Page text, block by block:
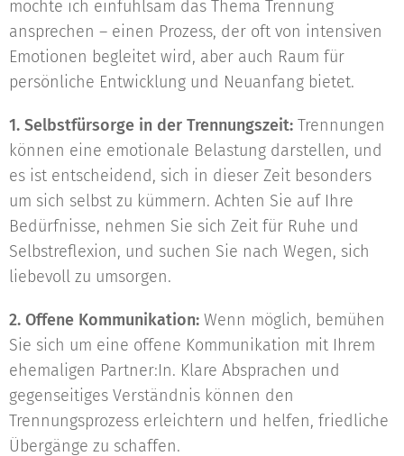
möchte ich einfühlsam das Thema Trennung
ansprechen – einen Prozess, der oft von intensiven
Emotionen begleitet wird, aber auch Raum für
persönliche Entwicklung und Neuanfang bietet.
1. Selbstfürsorge in der Trennungszeit: Trennungen
können eine emotionale Belastung darstellen, und
es ist entscheidend, sich in dieser Zeit besonders
um sich selbst zu kümmern. Achten Sie auf Ihre
Bedürfnisse, nehmen Sie sich Zeit für Ruhe und
Selbstreflexion, und suchen Sie nach Wegen, sich
liebevoll zu umsorgen.
2. Offene Kommunikation: Wenn möglich, bemühen
Sie sich um eine offene Kommunikation mit Ihrem
ehemaligen Partner:In. Klare Absprachen und
gegenseitiges Verständnis können den
Trennungsprozess erleichtern und helfen, friedliche
Übergänge zu schaffen.